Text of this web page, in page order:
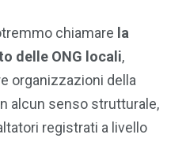
chiamare la
delle ONG locali,
organizzazioni della
alcun senso strutturale,
registrati a livello